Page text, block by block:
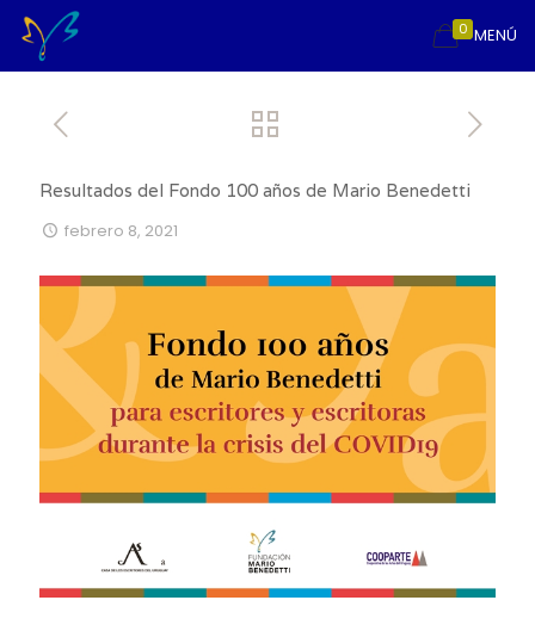
MENÚ
0
Resultados del Fondo 100 años de Mario Benedetti
febrero 8, 2021